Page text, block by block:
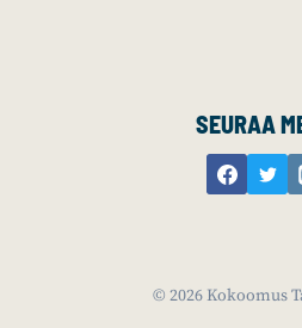
SEURAA
© 2026 Kokoomus